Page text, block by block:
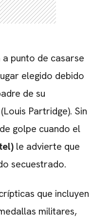
punto de casarse
elegido debido
de su
(Louis Partridge). Sin
golpe cuando el
le advierte que
secuestrado.
que incluyen
militares,